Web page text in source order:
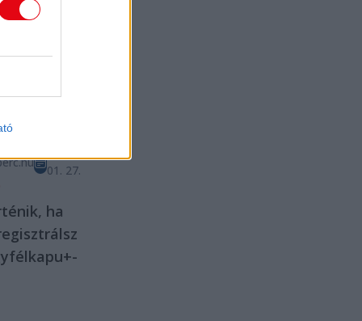
Rendőrség
2025.
01. 27.
ha